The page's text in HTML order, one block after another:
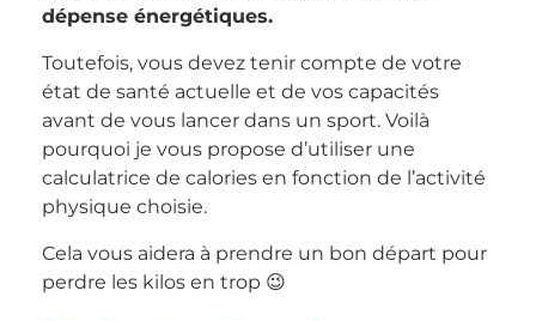
dépense énergétiques.
Toutefois, vous devez tenir compte de votre
état de santé actuelle et de vos capacités
avant de vous lancer dans un sport. Voilà
pourquoi je vous propose d’utiliser une
calculatrice de calories en fonction de l’activité
physique choisie.
Cela vous aidera à prendre un bon départ pour
perdre les kilos en trop 😉